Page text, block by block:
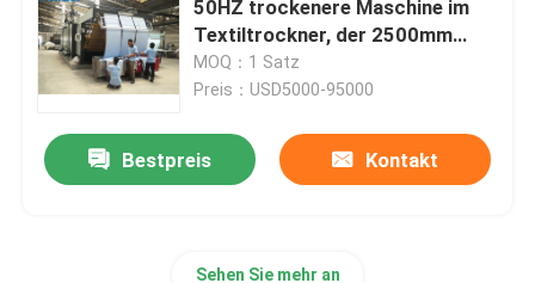
50HZ trockenere Maschine im
Textiltrockner, der 2500mm
beendet
MOQ：1 Satz
Preis：USD5000-95000
Bestpreis Kontakt
Sehen Sie mehr an